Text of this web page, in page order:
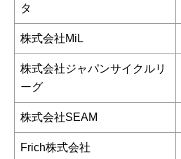
タ
株式会社MiL
株式会社ジャパンサイクルリ
ーグ
株式会社SEAM
Frich株式会社